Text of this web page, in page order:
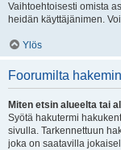
Vaihtoehtoisesti omista
heidän käyttäjänimen.
Ylös
Foorumilta
Miten etsin alueelta tai
Syötä hakutermi
sivulla. Tarkennettuun
joka on saatavilla